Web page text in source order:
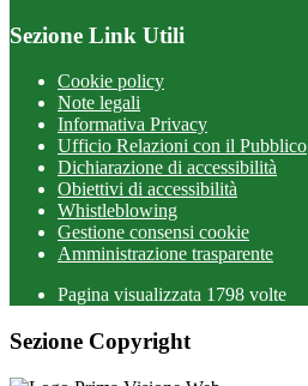
Sezione Link Utili
Cookie policy
Note legali
Informativa Privacy
Ufficio Relazioni con il Pubblico
Dichiarazione di accessibilità
Obiettivi di accessibilità
Whistleblowing
Gestione consensi cookie
Amministrazione trasparente
Pagina visualizzata 1798 volte
Sezione Copyright